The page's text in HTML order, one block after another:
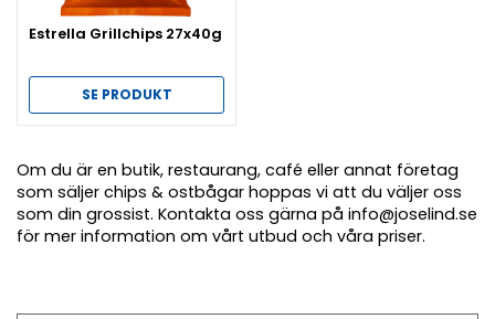
Estrella Grillchips 27x40g
SE PRODUKT
Om du är en butik, restaurang, café eller annat företag
som säljer chips & ostbågar hoppas vi att du väljer oss
som din grossist. Kontakta oss gärna på info@joselind.se
för mer information om vårt utbud och våra priser.